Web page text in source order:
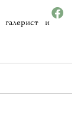
галерист и